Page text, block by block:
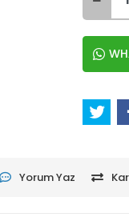
Yorum Yaz